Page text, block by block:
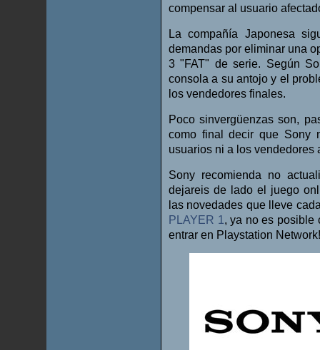
compensar al usuario
La compañía Japonesa
demandas por eliminar una
3 "FAT" de serie. Según
consola a su antojo y el
los vendedores finales.
Poco sinvergüenzas son,
como final decir que Sony
usuarios ni a los vendedores
Sony recomienda no
dejareis de lado el juego
las novedades que lleve
PLAYER 1 , ya no es posible
entrar en Playstation